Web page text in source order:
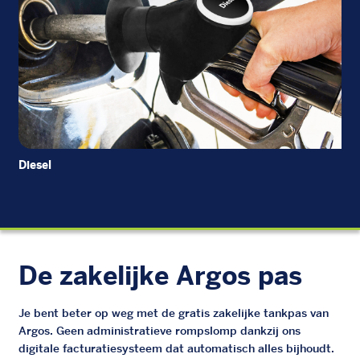
Diesel
De zakelijke Argos pas
Je bent beter op weg met de gratis zakelijke tankpas van
Argos. Geen administratieve rompslomp dankzij ons
digitale facturatiesysteem dat automatisch alles bijhoudt.